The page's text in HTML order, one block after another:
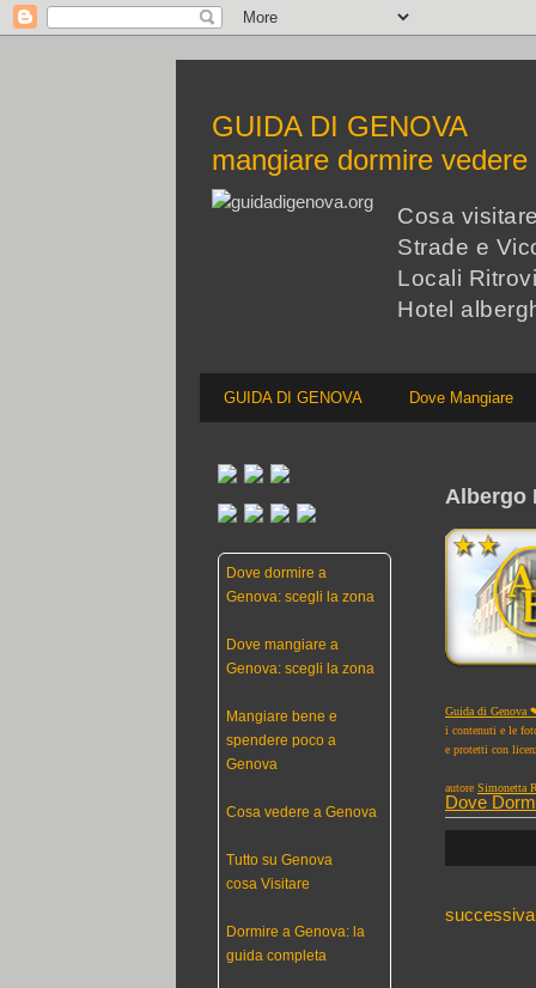
GUIDA DI GENOVA
mangiare dormire
Cosa
Strade e
Locali
Hotel
GUIDA DI GENOVA Dove Mangiare
Albergo
Guida di Genova
i contenuti e le
e protetti con
autore Simonetta
Dove
successiva
Dove dormire a
Genova: scegli la zona
Dove mangiare a
Genova: scegli la zona
Mangiare bene e
spendere poco a
Genova
Cosa vedere a Genova
Tutto su Genova
cosa Visitare
Dormire a Genova: la
guida completa